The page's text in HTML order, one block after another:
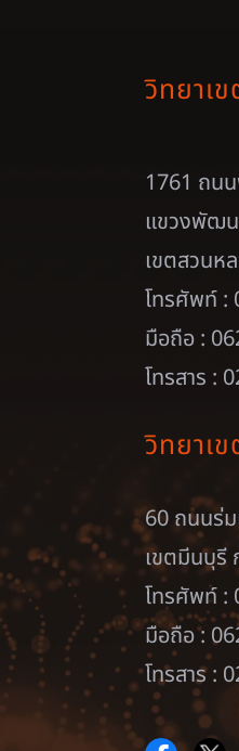
วิทยาเ
1761 ถน
แขวงพัฒน
เขตสวนห
โทรศัพท์ :
มือถือ :
โทรสาร :
วิทยาเ
60 ถนนร่
เขตมีนบุรี
โทรศัพท์ :
มือถือ :
โทรสาร :